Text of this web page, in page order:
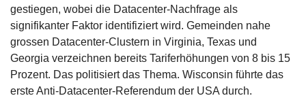
gestiegen, wobei die Datacenter-Nachfrage als
signifikanter Faktor identifiziert wird. Gemeinden nahe
grossen Datacenter-Clustern in Virginia, Texas und
Georgia verzeichnen bereits Tariferhöhungen von 8 bis 15
Prozent. Das politisiert das Thema. Wisconsin führte das
erste Anti-Datacenter-Referendum der USA durch.